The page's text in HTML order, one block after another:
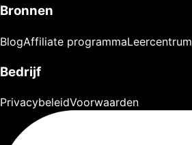
Bronnen
BlogAffiliate programmaLeercentrum
Bedrijf
PrivacybeleidVoorwaarden